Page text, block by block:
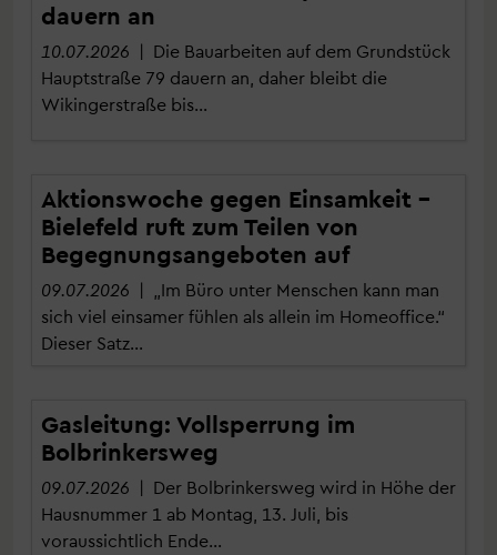
dauern an
10.07.2026 | Die Bauarbeiten auf dem Grundstück
Hauptstraße 79 dauern an, daher bleibt die
Wikingerstraße bis…
Aktionswoche gegen Einsamkeit –
Bielefeld ruft zum Teilen von
Begegnungsangeboten auf
09.07.2026 | „Im Büro unter Menschen kann man
sich viel einsamer fühlen als allein im Homeoffice.“
Dieser Satz…
Gasleitung: Vollsperrung im
Bolbrinkersweg
09.07.2026 | Der Bolbrinkersweg wird in Höhe der
Hausnummer 1 ab Montag, 13. Juli, bis
voraussichtlich Ende…